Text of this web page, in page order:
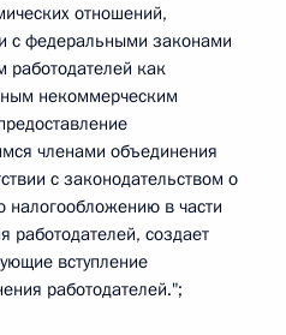
отношений,
с федеральными законами
работодателей как
некоммерческим
членами объединения
с законодательством о
налогообложению в части
работодателей, создает
вступление
работодателей.";